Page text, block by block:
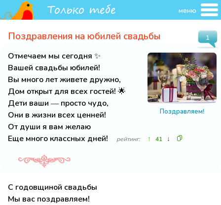
меню
1
Поздравления на юбилей свадьбы
Поздравляем!
Отмечаем мы сегодня ✨
Вашей свадьбы юбилей!
Вы много лет живете дружно,
Дом открыт для всех гостей! 🌟
Дети ваши — просто чудо,
Они в жизни всех ценней!
От души я вам желаю
Еще много классных дней!
рейтинг: ↑ 41 ↓
С годовщиной свадьбы
Мы вас поздравляем!